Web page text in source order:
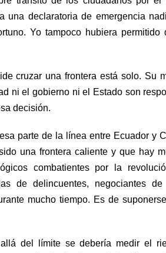
una declaratoria de emergencia
Yo tampoco hubiera permitido
cruzar una frontera está solo. Su
ni el gobierno ni el Estado son
decisión.
parte de la línea entre Ecuador y
una frontera caliente y que hay
combatientes por la
de delincuentes, negociantes de
mucho tiempo. Es de
del límite se debería medir el